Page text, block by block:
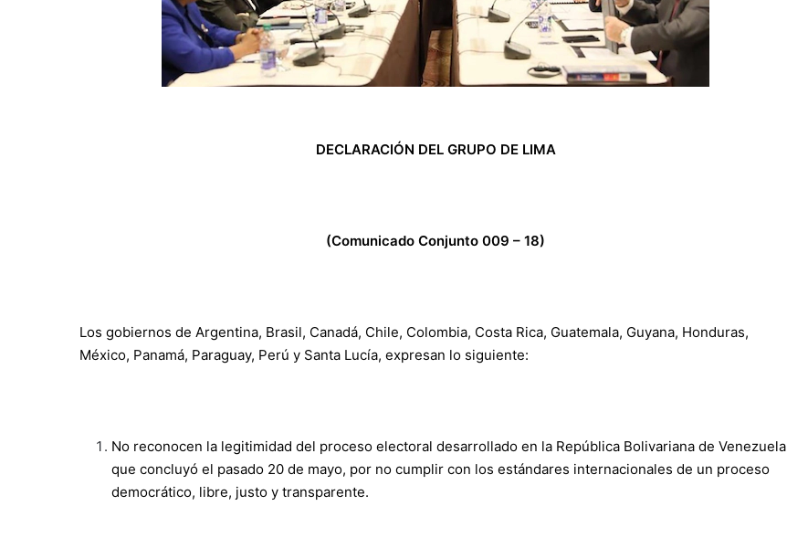
DECLARACIÓN DEL GRUPO DE LIMA
(Comunicado Conjunto 009 – 18)
Los gobiernos de Argentina, Brasil, Canadá, Chile, Colombia, Costa Rica, Guatemala, Guyana, Honduras,
México, Panamá, Paraguay, Perú y Santa Lucía, expresan lo siguiente:
No reconocen la legitimidad del proceso electoral desarrollado en la República Bolivariana de Venezuela
que concluyó el pasado 20 de mayo, por no cumplir con los estándares internacionales de un proceso
democrático, libre, justo y transparente.